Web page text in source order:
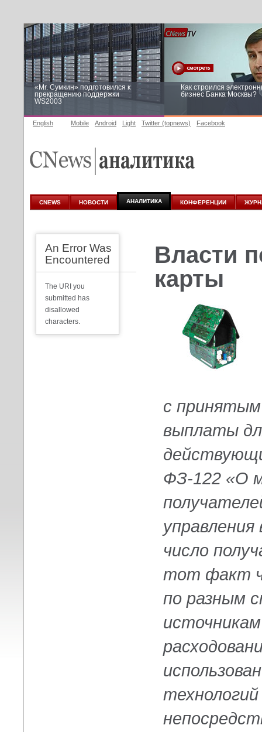
«Mr. Сумкин» подготовился к
прекращению поддержки
WS2003
Как строился
бизнес Банка Москвы?
аналитике
English Mobile Android Light Twitter (topnews) Facebook
CNEWS НОВОСТИ АНАЛИТИКА КОНФЕРЕНЦИИ
An Error Was
Encountered
The URI you
submitted has
disallowed
characters.
Власти
карты
с
выплаты
ФЗ-122 «О
число
тот факт
по разным